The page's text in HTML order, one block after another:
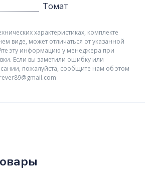
Томат
характеристиках, комплекте
виде, может отличаться от указанной
эту информацию у менеджера при
Если вы заметили ошибку или
пожалуйста, сообщите нам об этом